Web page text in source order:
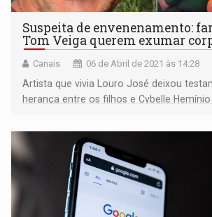
Suspeita de envenenamento:
Tom Veiga querem exumar
Canais 06 de Abril de 2021 às 14:28
Artista que vivia Louro José deixou
herança entre os filhos e Cybelle
dias antes de sua morte